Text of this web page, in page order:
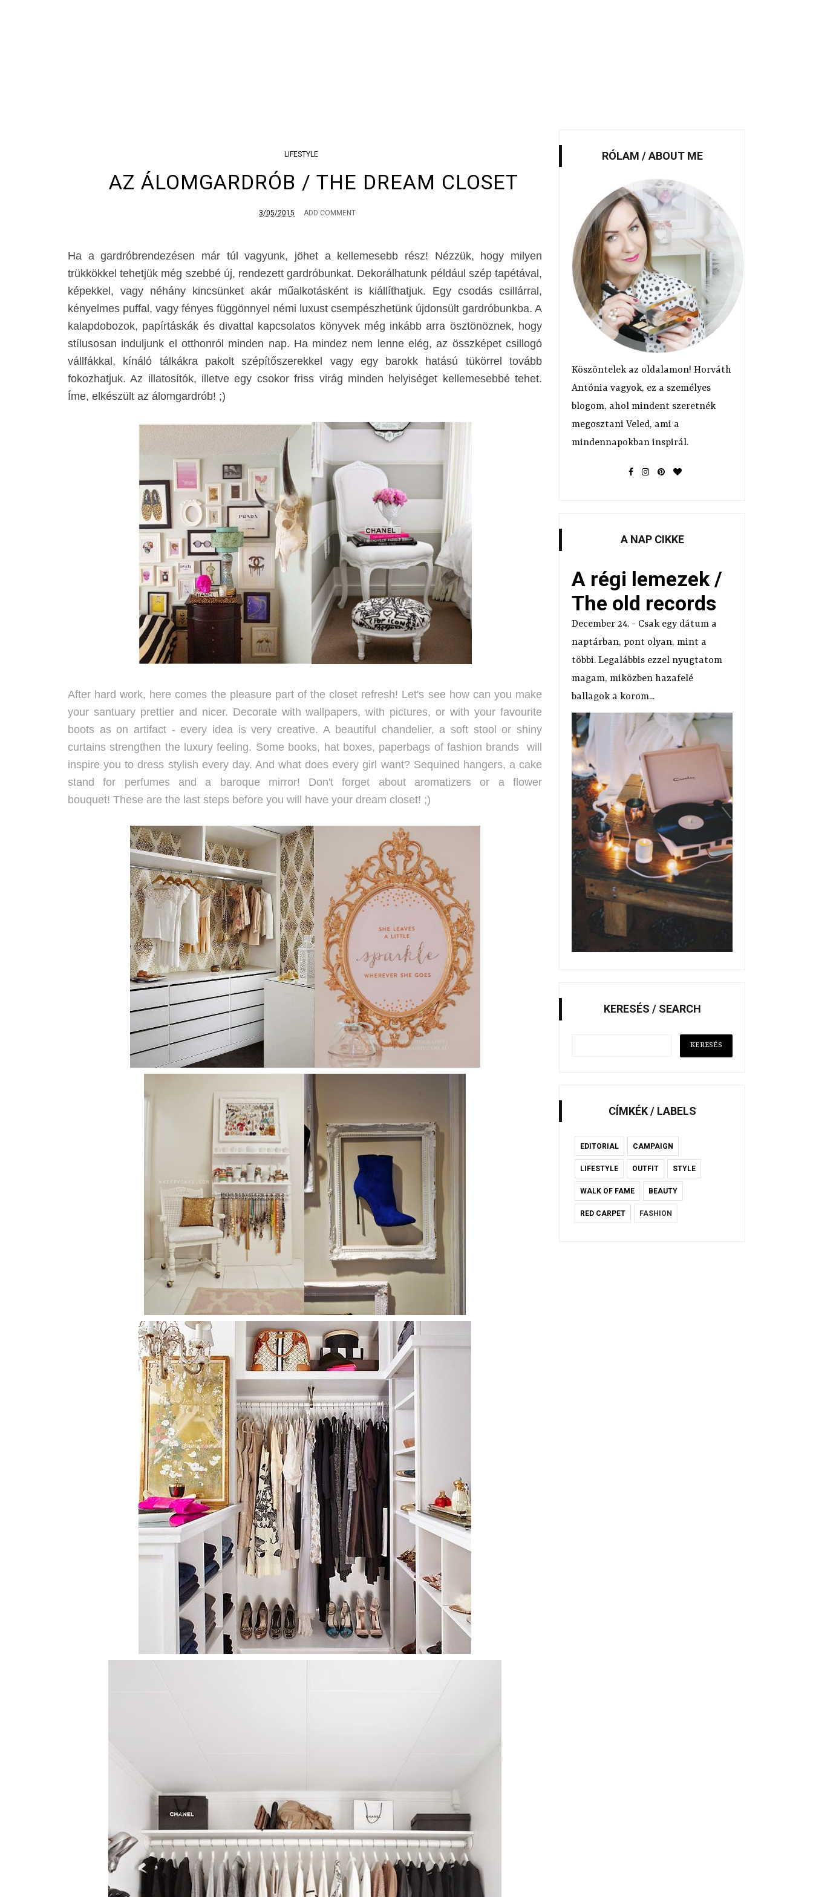
LIFESTYLE
AZ ÁLOMGARDRÓB / THE DREAM CLOSET
3/05/2015 ADD COMMENT
Ha a gardróbrendezésen már túl vagyunk, jöhet a kellemesebb rész! Nézzük, hogy milyen
trükkökkel tehetjük még szebbé új, rendezett gardróbunkat. Dekorálhatunk például szép tapétával,
képekkel, vagy néhány kincsünket akár műalkotáskéntis kiállíthatjuk. Egy csodás csillárral,
kényelmes puffal, vagy fényes függönnyel némi luxust csempészhetünk újdonsült gardróbunkba. A
kalapdobozok, papírtáskák és divattal kapcsolatos könyvek még inkább arra ösztönöznek, hogy
stílusosan induljunk el otthonról minden nap. Ha mindez nem lenne elég, az összképet csillogó
vállfákkal, kínáló tálkákra pakolt szépítőszerekkel vagy egy barokk hatású tükörrel tovább
fokozhatjuk. Az illatosítók, illetve egy csokor friss virág minden helyiséget kellemesebbé tehet.
Íme, elkészült az álomgardrób! ;)
After hard work, here comes the pleasure part of the closet refresh! Let's see how can you make
your santuary prettier and nicer. Decorate with wallpapers, with pictures, or with your favourite
boots as on artifact - every idea is very creative.A beautiful chandelier, a soft stool or shiny
curtains strengthen the luxury feeling. Some books, hat boxes, paperbags of fashion brands will
inspire you to dress stylish every day. And what does every girl want? Sequined hangers, a cake
stand for perfumes and a baroque mirror! Don't forget about aromatizers or a flower
bouquet! These are the last steps before you will have your dream closet! ;)
RÓLAM / ABOUT ME
Köszöntelek az oldalamon! Horváth
Antónia vagyok, ez a személyes
blogom, ahol mindent szeretnék
megosztani Veled, ami a
mindennapokban inspirál.
A NAP CIKKE
A régi lemezek /
The old records
December 24. - Csak egy dátum a
naptárban, pont olyan, mint a
többi. Legalábbis ezzel nyugtatom
magam, miközben hazafelé
ballagok a korom...
KERESÉS / SEARCH
CÍMKÉK / LABELS
EDITORIAL CAMPAIGN
LIFESTYLE OUTFIT STYLE
WALK OF FAME BEAUTY
RED CARPET FASHION